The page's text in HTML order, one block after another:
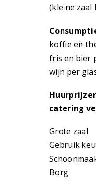
(kleine zaal
koffie en
fris en bier
wijn per
catering
Grote
Gebruik